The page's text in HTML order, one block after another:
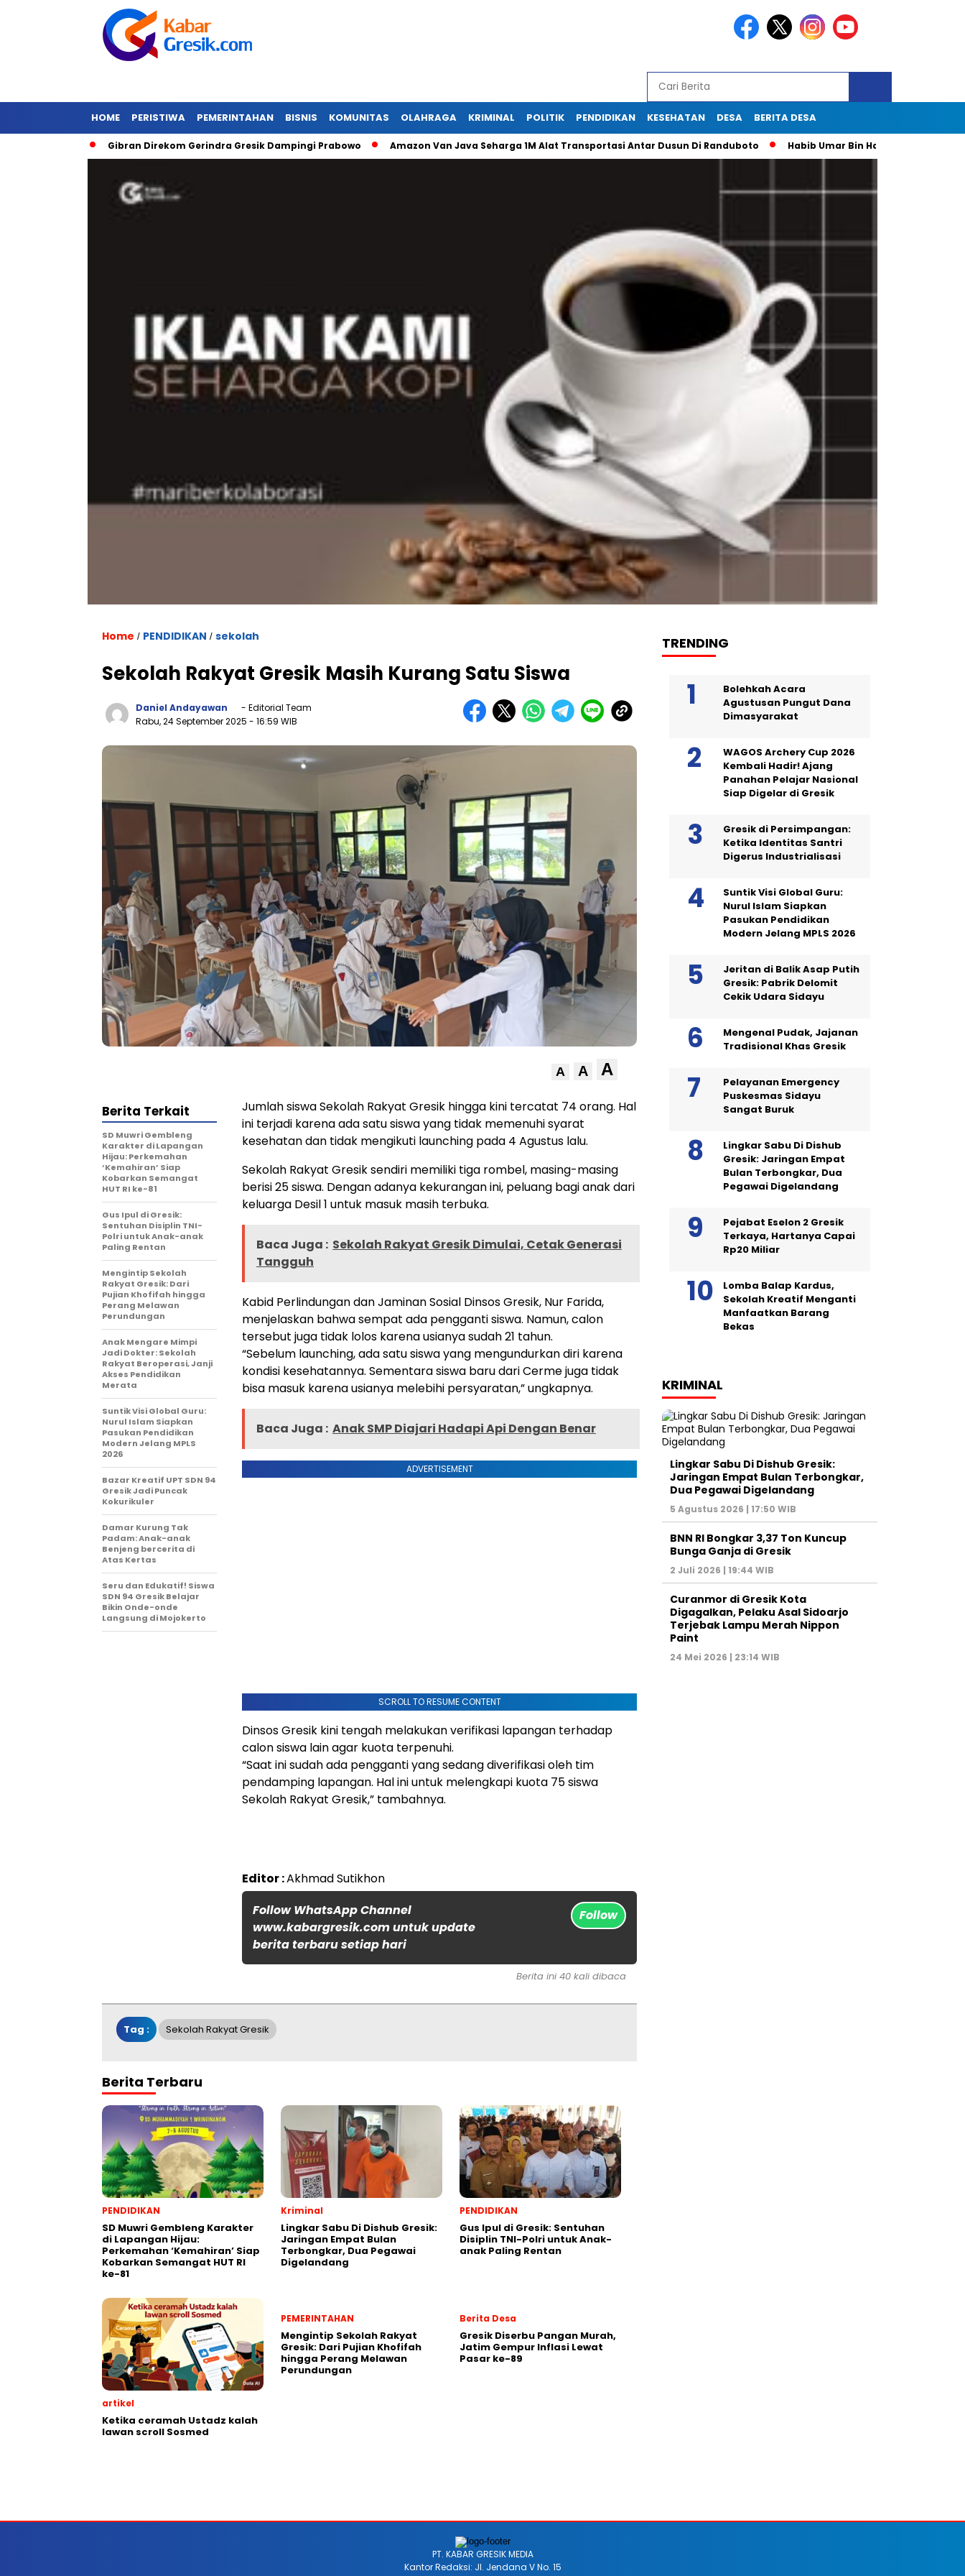
HOME PERISTIWA PEMERINTAHAN BISNIS KOMUNITAS OLAHRAGA KRIMINAL POLITIK PENDIDIKAN KESEHATAN DESA BERITA DESA
Gibran Direkom Gerindra Gresik Dampingi Prabowo Amazon Van Java Seharga 1M Alat Transportasi Antar Dusun Di Randuboto Habib Umar Bin Hafidz Ingatkan Warga
Home / PENDIDIKAN / sekolah
Sekolah Rakyat Gresik Masih Kurang Satu Siswa
Daniel Andayawan
- Editorial Team
Rabu, 24 September 2025 - 16:59 WIB
A A A
Jumlah siswa Sekolah Rakyat Gresik hingga kini tercatat 74 orang. Hal
ini terjadi karena ada satu siswa yang tidak memenuhi syarat
kesehatan dan tidak mengikuti launching pada 4 Agustus lalu.
Sekolah Rakyat Gresik sendiri memiliki tiga rombel, masing-masing
berisi 25 siswa. Dengan adanya kekurangan ini, peluang bagi anak dari
keluarga Desil 1 untuk masuk masih terbuka.
Baca Juga : Sekolah Rakyat Gresik Dimulai, Cetak Generasi
Tangguh
Kabid Perlindungan dan Jaminan Sosial Dinsos Gresik, Nur Farida,
menjelaskan bahwa sempat ada pengganti siswa. Namun, calon
tersebut juga tidak lolos karena usianya sudah 21 tahun.
“Sebelum launching, ada satu siswa yang mengundurkan diri karena
kondisi kesehatannya. Sementara siswa baru dari Cerme juga tidak
bisa masuk karena usianya melebihi persyaratan,” ungkapnya.
Baca Juga : Anak SMP Diajari Hadapi Api Dengan Benar
ADVERTISEMENT
SCROLL TO RESUME CONTENT
Dinsos Gresik kini tengah melakukan verifikasi lapangan terhadap
calon siswa lain agar kuota terpenuhi.
“Saat ini sudah ada pengganti yang sedang diverifikasi oleh tim
pendamping lapangan. Hal ini untuk melengkapi kuota 75 siswa
Sekolah Rakyat Gresik,” tambahnya.
Editor :Akhmad Sutikhon
Follow WhatsApp Channel
www.kabargresik.com untuk update
berita terbaru setiap hari
Follow
Berita Terkait
SD Muwri Gembleng
Karakter di Lapangan
Hijau: Perkemahan
‘Kemahiran’ Siap
Kobarkan Semangat
HUT RI ke-81
Gus Ipul di Gresik:
Sentuhan Disiplin TNI-
Polri untuk Anak-anak
Paling Rentan
Mengintip Sekolah
Rakyat Gresik: Dari
Pujian Khofifah hingga
Perang Melawan
Perundungan
Anak Mengare Mimpi
Jadi Dokter: Sekolah
Rakyat Beroperasi, Janji
Akses Pendidikan
Merata
Suntik Visi Global Guru:
Nurul Islam Siapkan
Pasukan Pendidikan
Modern Jelang MPLS
2026
Bazar Kreatif UPT SDN 94
Gresik Jadi Puncak
Kokurikuler
Damar Kurung Tak
Padam: Anak-anak
Benjeng bercerita di
Atas Kertas
Seru dan Edukatif! Siswa
SDN 94 Gresik Belajar
Bikin Onde-onde
Langsung di Mojokerto
Berita ini 40 kali dibaca
Tag : Sekolah Rakyat Gresik
Berita Terbaru
PENDIDIKAN
SD Muwri Gembleng Karakter
di Lapangan Hijau:
Perkemahan ‘Kemahiran’ Siap
Kobarkan Semangat HUT RI
ke-81
Kriminal
Lingkar Sabu Di Dishub Gresik:
Jaringan Empat Bulan
Terbongkar, Dua Pegawai
Digelandang
PENDIDIKAN
Gus Ipul di Gresik: Sentuhan
Disiplin TNI-Polri untuk Anak-
anak Paling Rentan
artikel
Ketika ceramah Ustadz kalah
lawan scroll Sosmed
PEMERINTAHAN
Mengintip Sekolah Rakyat
Gresik: Dari Pujian Khofifah
hingga Perang Melawan
Perundungan
Berita Desa
Gresik Diserbu Pangan Murah,
Jatim Gempur Inflasi Lewat
Pasar ke-89
TRENDING
Bolehkah Acara
Agustusan Pungut Dana
Dimasyarakat
WAGOS Archery Cup 2026
Kembali Hadir! Ajang
Panahan Pelajar Nasional
Siap Digelar di Gresik
Gresik di Persimpangan:
Ketika Identitas Santri
Digerus Industrialisasi
Suntik Visi Global Guru:
Nurul Islam Siapkan
Pasukan Pendidikan
Modern Jelang MPLS 2026
Jeritan di Balik Asap Putih
Gresik: Pabrik Delomit
Cekik Udara Sidayu
Mengenal Pudak, Jajanan
Tradisional Khas Gresik
Pelayanan Emergency
Puskesmas Sidayu
Sangat Buruk
Lingkar Sabu Di Dishub
Gresik: Jaringan Empat
Bulan Terbongkar, Dua
Pegawai Digelandang
Pejabat Eselon 2 Gresik
Terkaya, Hartanya Capai
Rp20 Miliar
Lomba Balap Kardus,
Sekolah Kreatif Menganti
Manfaatkan Barang
Bekas
KRIMINAL
Lingkar Sabu Di Dishub Gresik:
Jaringan Empat Bulan Terbongkar,
Dua Pegawai Digelandang
5 Agustus 2026 | 17:50 WIB
BNN RI Bongkar 3,37 Ton Kuncup
Bunga Ganja di Gresik
2 Juli 2026 | 19:44 WIB
Curanmor di Gresik Kota
Digagalkan, Pelaku Asal Sidoarjo
Terjebak Lampu Merah Nippon
Paint
24 Mei 2026 | 23:14 WIB
PT. KABAR GRESIK MEDIA
Kantor Redaksi: Jl. Jendana V No. 15